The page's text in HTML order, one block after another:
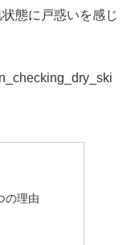
態に戸惑いを感じ
の理由